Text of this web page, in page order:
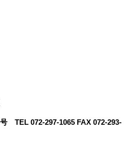
TEL 072-297-1065 FAX 072-293-